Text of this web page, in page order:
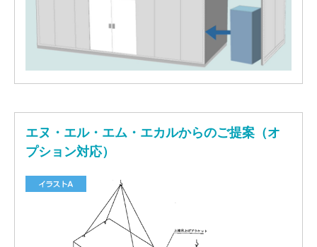
エヌ・エル・エム・エカルからのご提案（オ
プション対応）